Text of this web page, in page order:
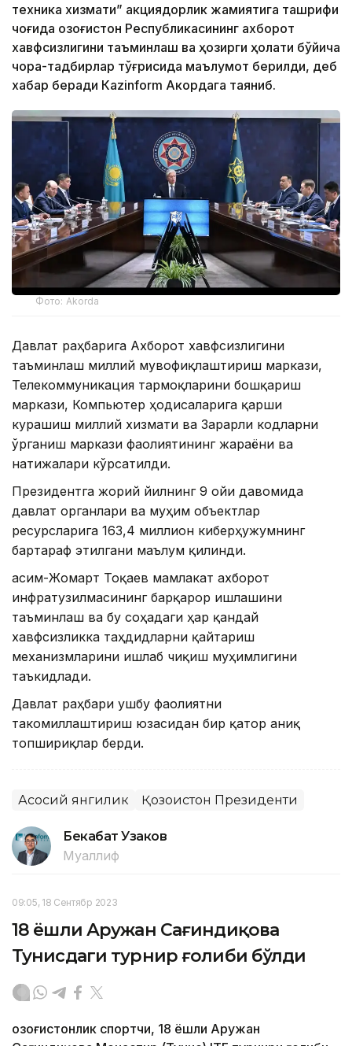
техника хизмати” акциядорлик жамиятига ташрифи
чоғида Қозоғистон Республикасининг ахборот
хавфсизлигини таъминлаш ва ҳозирги ҳолати бўйича
чора-тадбирлар тўғрисида маълумот берилди, деб
хабар беради Каzinform Акордага таяниб.
Фото: Akorda
Давлат раҳбарига Ахборот хавфсизлигини
таъминлаш миллий мувофиқлаштириш маркази,
Телекоммуникация тармоқларини бошқариш
маркази, Компьютер ҳодисаларига қарши
курашиш миллий хизмати ва Зарарли кодларни
ўрганиш маркази фаолиятининг жараёни ва
натижалари кўрсатилди.
Президентга жорий йилнинг 9 ойи давомида
давлат органлари ва муҳим объектлар
ресурсларига 163,4 миллион киберҳужумнинг
бартараф этилгани маълум қилинди.
Қасим-Жомарт Тоқаев мамлакат ахборот
инфратузилмасининг барқарор ишлашини
таъминлаш ва бу соҳадаги ҳар қандай
хавфсизликка таҳдидларни қайтариш
механизмларини ишлаб чиқиш муҳимлигини
таъкидлади.
Давлат раҳбари ушбу фаолиятни
такомиллаштириш юзасидан бир қатор аниқ
топшириқлар берди.
Асосий янгилик Қозоғистон Президенти
Бекабат Узаков
Муаллиф
09:05, 18 Сентябр 2023
18 ёшли Аружан Сағиндиқова
Тунисдаги турнир ғолиби бўлди
Қозоғистонлик спортчи, 18 ёшли Аружан